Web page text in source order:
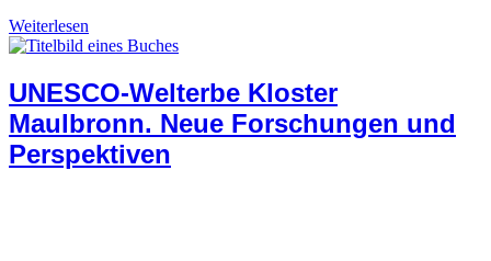
Denkmalschutz + Baukultur
Weiterlesen
UNESCO-Welterbe Kloster
Maulbronn. Neue Forschungen und
Perspektiven